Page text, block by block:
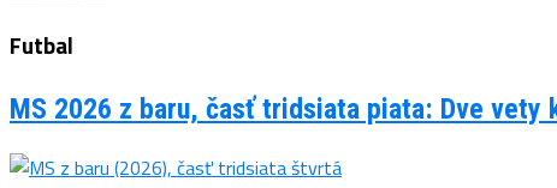
Futbal
MS 2026 z baru, časť tridsiata piata: Dve vety